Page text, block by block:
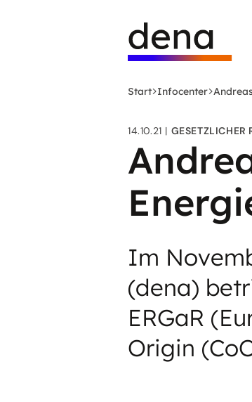
Deutsche
Energie-
Agentur
-
Startseite
Start Infocenter
14.10.21 GESETZLICHER
Im
(dena)
ERGaR
Origin